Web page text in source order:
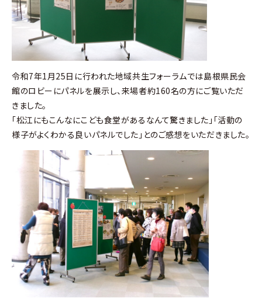
令和7年1月25日に行われた地域共生フォーラムでは島根県民会
館のロビーにパネルを展示し、来場者約160名の方にご覧いただ
きました。
「松江にもこんなにこども食堂があるなんて驚きました」「活動の
様子がよくわかる良いパネルでした」とのご感想をいただきました。